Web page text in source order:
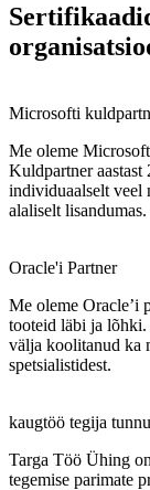
Microsofti
Me oleme
Kuldpartner aastast
individuaalselt veel
alaliselt lisandumas.
Oracle'i Partner
Me oleme Oracle’i
tooteid läbi ja lõhki.
välja koolitanud ka
spetsialistidest.
kaugtöö tegija
Targa Töö Ühing
tegemise parimate